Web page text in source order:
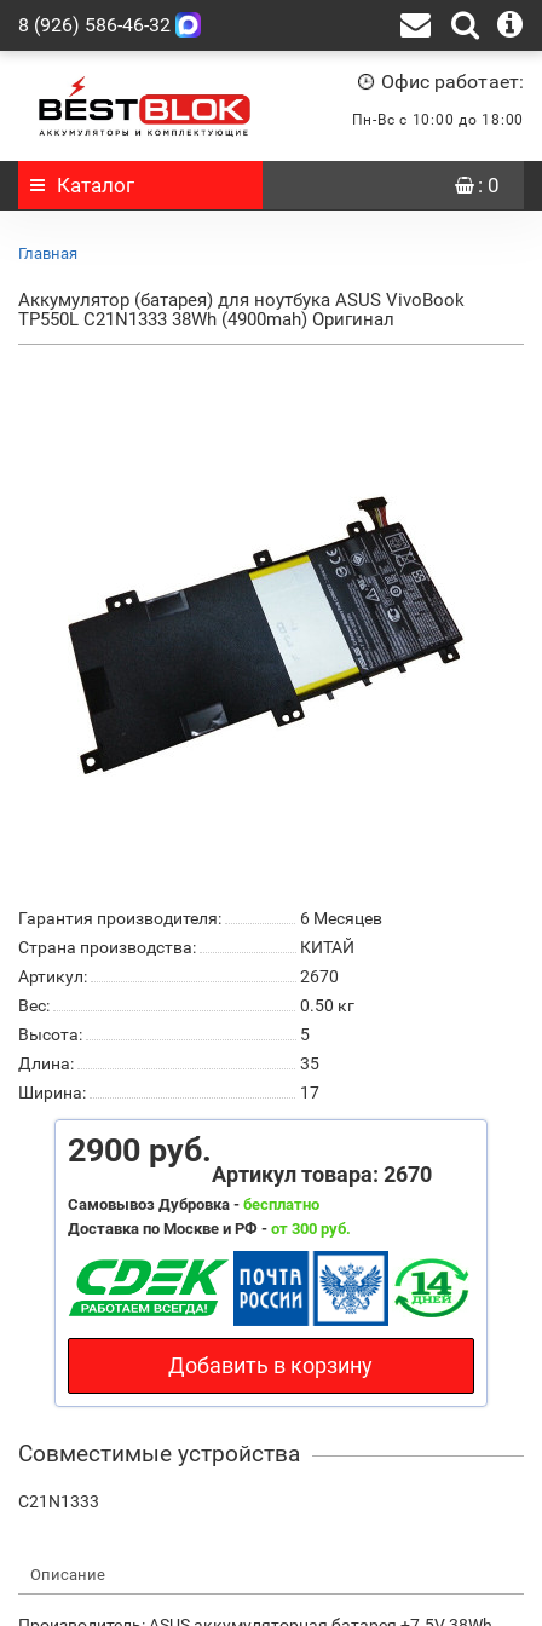
8 (926) 586-46-32
Офис работает:
Пн-Вс с 10:00 до 18:00
Каталог : 0
Главная
Аккумулятор (батарея) для ноутбука ASUS VivoBook
TP550L C21N1333 38Wh (4900mah) Оригинал
Гарантия производителя:
6 Месяцев
Страна производства:
КИТАЙ
Артикул:
2670
Вес:
0.50 кг
Высота:
5
Длина:
35
Ширина:
17
2900 руб.
Артикул товара: 2670
Самовывоз Дубровка - бесплатно
Доставка по Москве и РФ - от 300 руб.
Добавить в корзину
Совместимые устройства
C21N1333
Описание